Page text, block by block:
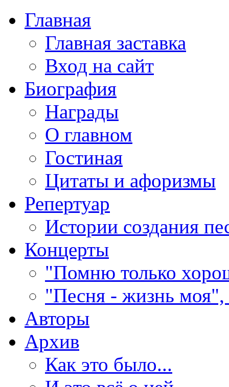
Главная
Главная заставка
Вход на сайт
Биография
Награды
О главном
Гостиная
Цитаты и афоризмы
Репертуар
Истории создания
Концерты
"Помню только
"Песня - жизнь моя",
Авторы
Архив
Как это было...